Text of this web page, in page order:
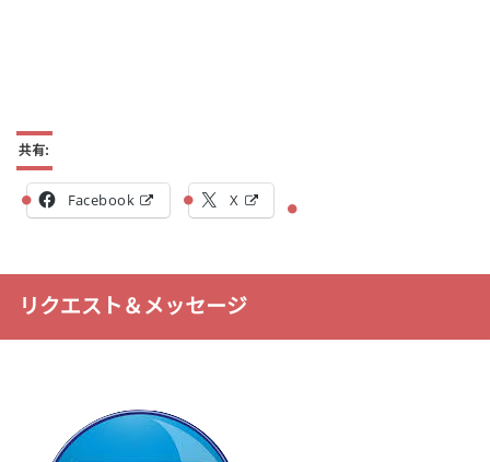
共有:
Facebook X
リクエスト＆メッセージ